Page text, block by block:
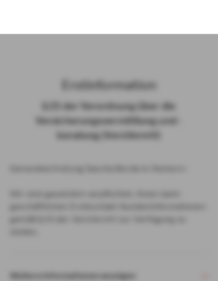
Erst­in­for­ma­ti­on
§ 15 der Ver­ord­nung über die
Ver­si­che­rungs­ver­mitt­lung und -​
beratung (Vers­VermV)
Weitere Informationen anzeigen